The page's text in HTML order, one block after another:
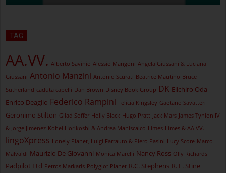
TAG
AA.VV. Alberto Savinio Alessio Mangoni Angela Giussani & Luciana
Giussani Antonio Manzini Antonio Scurati Beatrice Mautino Bruce
Sutherland caduta capelli Dan Brown Disney Book Group DK Eiichiro Oda
Enrico Deaglio Federico Rampini Felicia Kingsley Gaetano Savatteri
Geronimo Stilton Gilad Soffer Holly Black Hugo Pratt Jack Mars James Tynion IV
& Jorge Jimenez Kohei Horikoshi & Andrea Maniscalco Limes Limes & AA.VV.
lingoXpress Lonely Planet, Luigi Farrauto & Piero Pasini Lucy Score Marco
Malvaldi Maurizio De Giovanni Monica Marelli Nancy Ross Olly Richards
Padpilot Ltd Petros Markaris Polyglot Planet R.C. Stephens R. L. Stine